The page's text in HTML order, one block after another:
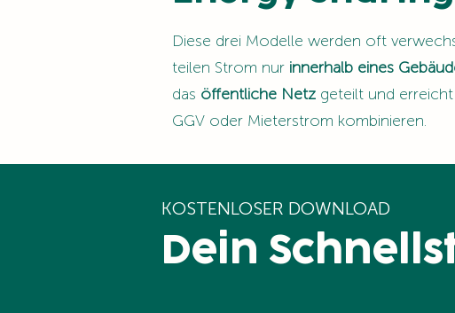
Diese drei Modelle werden oft
teilen Strom nur innerhalb eines
das öffentliche Netz geteilt und
GGV oder Mieterstrom kombinieren.
KOSTENLOSER DOWNLOAD
Dein